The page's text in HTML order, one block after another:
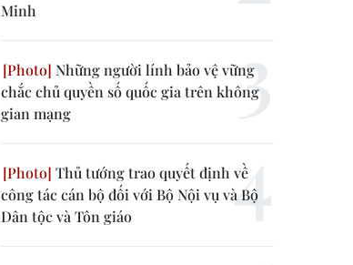
Minh
Những người lính bảo vệ vững
chắc chủ quyền số quốc gia trên không
gian mạng
Thủ tướng trao quyết định về
công tác cán bộ đối với Bộ Nội vụ và Bộ
Dân tộc và Tôn giáo